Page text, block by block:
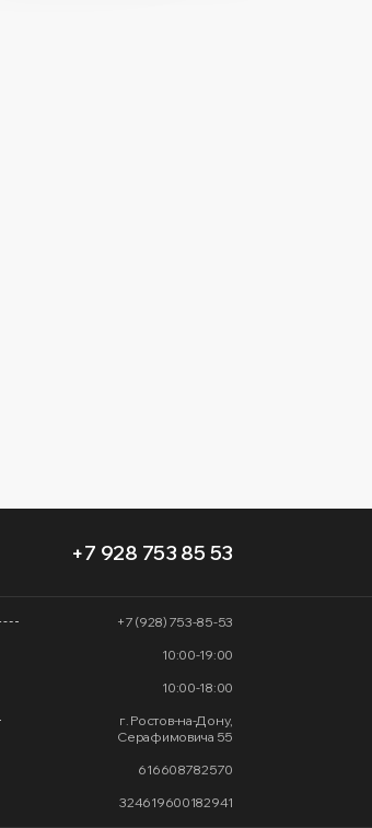
+7 928 753 85 53
+7 (928) 753-85-53
10:00-19:00
10:00-18:00
г. Ростов-на-Дону,
Серафимовича 55
616608782570
324619600182941